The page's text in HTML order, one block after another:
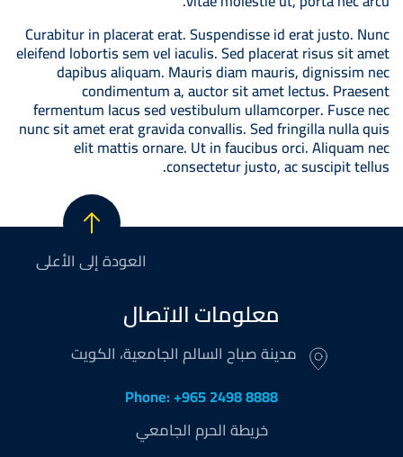
Curabitur in placerat erat. Suspendisse id erat justo. Nunc
eleifend lobortis sem vel iaculis. Sed placerat risus sit amet
dapibus aliquam. Mauris diam mauris, dignissim nec
condimentum a, auctor sit amet lectus. Praesent
fermentum lacus sed vestibulum ullamcorper. Fusce nec
nunc sit amet erat gravida convallis. Sed fringilla nulla quis
elit mattis ornare. Ut in faucibus orci. Aliquam nec
consectetur justo, ac suscipit tellus.
العودة إلى الأعلى
معلومات الاتصال
مدينة صباح السالم الجامعية، الكويت
Phone: +965 2498 8888
خريطة الحرم الجامعي